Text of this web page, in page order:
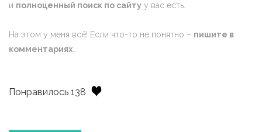
и полноценный поиск по сайту у вас есть.
На этом у меня всё! Если что-то не понятно – пишите в
комментариях
Понравилось 138